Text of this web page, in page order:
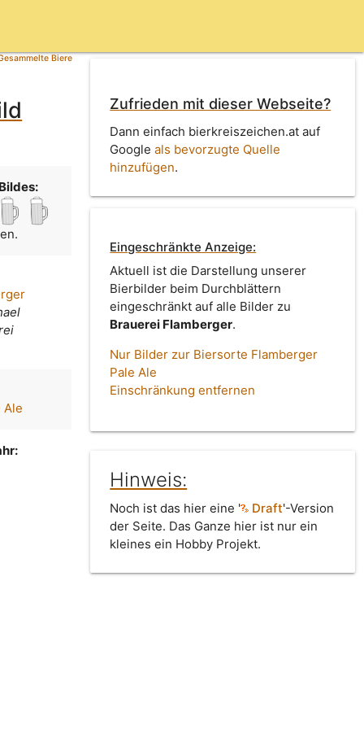
Biere
Ale
Zufrieden mit dieser Webseite?
Dann einfach bierkreiszeichen.at auf
Googleals bevorzugte Quelle
hinzufügen.
Eingeschränkte Anzeige:
Aktuell ist die Darstellung unserer
Bierbilder beim Durchblättern
eingeschränkt auf alle Bilder zu
Brauerei Flamberger.
Nur Bilder zur Biersorte Flamberger
Pale Ale
Einschränkung entfernen
Hinweis:
Noch ist das hier eine ' Draft'-Version
der Seite. Das Ganze hier ist nur ein
kleines ein Hobby Projekt.